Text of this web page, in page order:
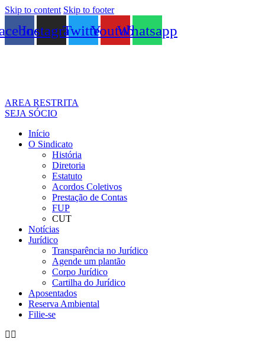
Skip to content Skip to footer
InstagramTwitterYoutubeWhatsapp
AREA RESTRITA
SEJA SÓCIO
Início
O Sindicato
História
Diretoria
Estatuto
Acordos Coletivos
Prestação de Contas
FUP
CUT
Notícias
Jurídico
Transparência no Jurídico
Agende um plantão
Corpo Jurídico
Cartilha do Jurídico
Aposentados
Reserva Ambiental
Filie-se